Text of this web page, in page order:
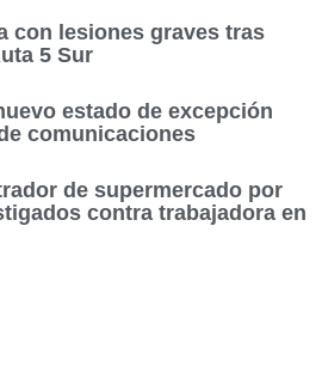
con lesiones graves tras
5 Sur
estado de excepción
comunicaciones
de supermercado por
contra trabajadora en